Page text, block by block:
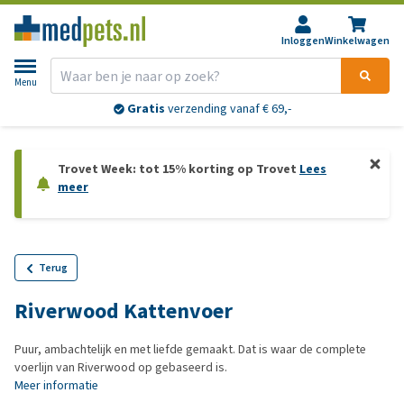
InloggenWinkelwagen
Menu
Gratis verzending vanaf € 69,-
Trovet Week: tot 15% korting op Trovet Lees
meer
Terug
Riverwood Kattenvoer
Puur, ambachtelijk en met liefde gemaakt. Dat is waar de complete
voerlijn van Riverwood op gebaseerd is.
Meer informatie